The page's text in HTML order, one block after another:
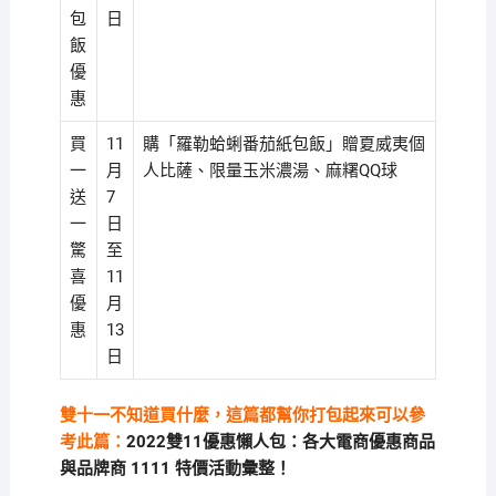
包
飯
優
惠
日
買
一
送
一
驚
喜
優
惠
11
月
7
日
至
11
月
13
日
購「羅勒蛤蜊番茄紙包飯」贈夏威夷個
人比薩、限量玉米濃湯、麻糬QQ球
雙十一不知道買什麼，這篇都幫你打包起來可以參
考此篇： 2022雙11優惠懶人包：各大電商優惠商品
與品牌商 1111 特價活動彙整！